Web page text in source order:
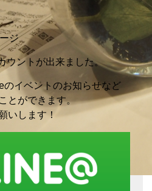
ジ
ウントが出来ました。
イベントのお知らせなど
とができます。
いします！